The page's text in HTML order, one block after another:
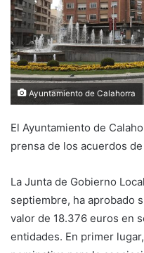
e
m
a
i
l
Ayuntamiento de Calahorra
El Ayuntamiento de
prensa de los acuerdos
La Junta de Gobierno
septiembre, ha aprobado
valor de 18.376 euros en
entidades. En primer